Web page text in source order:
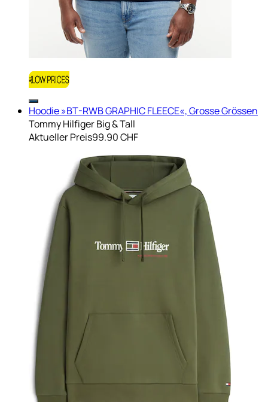
Hoodie »BT-RWB GRAPHIC FLEECE«, Grosse Grössen
Tommy Hilfiger Big & Tall
Aktueller Preis99.90 CHF